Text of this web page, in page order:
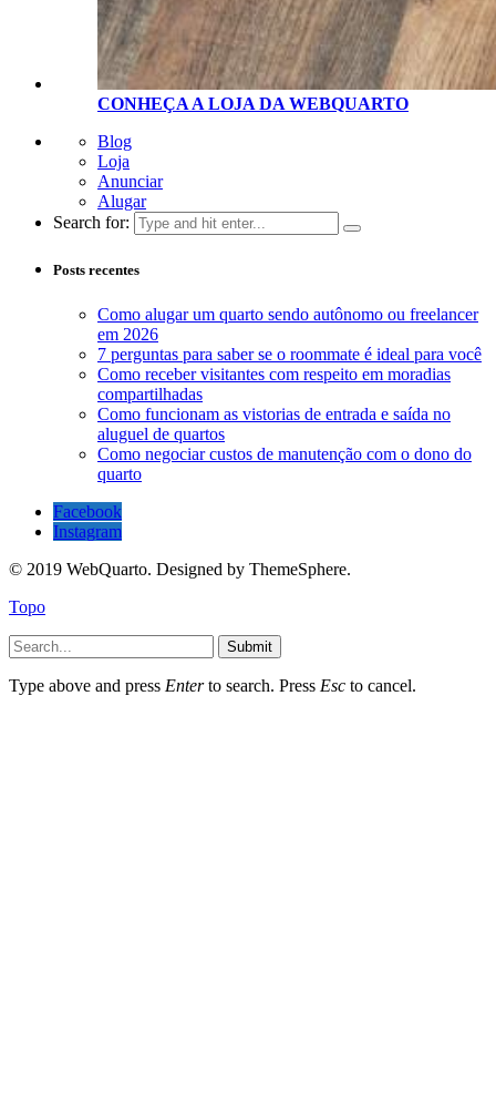
CONHEÇA A LOJA DA WEBQUARTO
Blog
Loja
Anunciar
Alugar
Search for:
Posts recentes
Como alugar um quarto sendo autônomo ou freelancer
em 2026
7 perguntas para saber se o roommate é ideal para você
Como receber visitantes com respeito em moradias
compartilhadas
Como funcionam as vistorias de entrada e saída no
aluguel de quartos
Como negociar custos de manutenção com o dono do
quarto
Facebook
Instagram
© 2019 WebQuarto. Designed by ThemeSphere.
Topo
Submit
Type above and press Enterto search. Press Esc to cancel.